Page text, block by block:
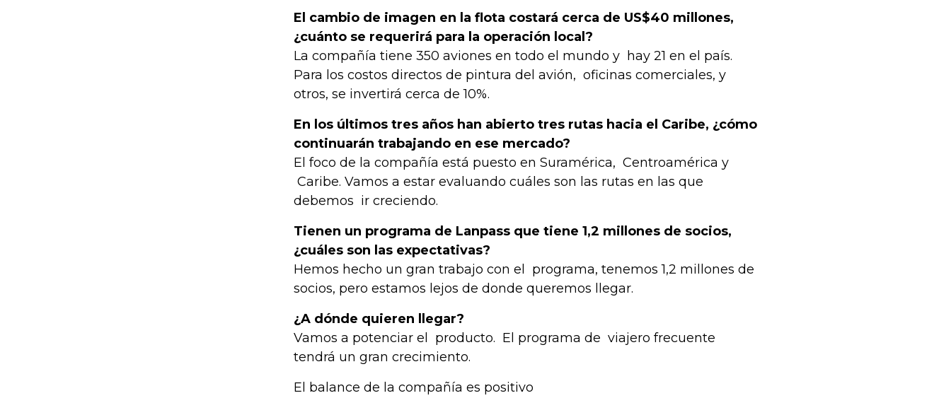
El cambio de imagen en la flota costará cerca de US$40 millones,
¿cuánto se requerirá para la operación local?
La compañía tiene 350 aviones en todo el mundo y hay 21 en el país.
Para los costos directos de pintura del avión, oficinas comerciales, y
otros, se invertirá cerca de 10%.
En los últimos tres años han abierto tres rutas hacia el Caribe, ¿cómo
continuarán trabajando en ese mercado?
El foco de la compañía está puesto en Suramérica, Centroamérica y
Caribe. Vamos a estar evaluando cuáles son las rutas en las que
debemos ir creciendo.
Tienen un programa de Lanpass que tiene 1,2 millones de socios,
¿cuáles son las expectativas?
Hemos hecho un gran trabajo con el programa, tenemos 1,2 millones de
socios, pero estamos lejos de donde queremos llegar.
¿A dónde quieren llegar?
Vamos a potenciar el producto. El programa de viajero frecuente
tendrá un gran crecimiento.
El balance de la compañía es positivo